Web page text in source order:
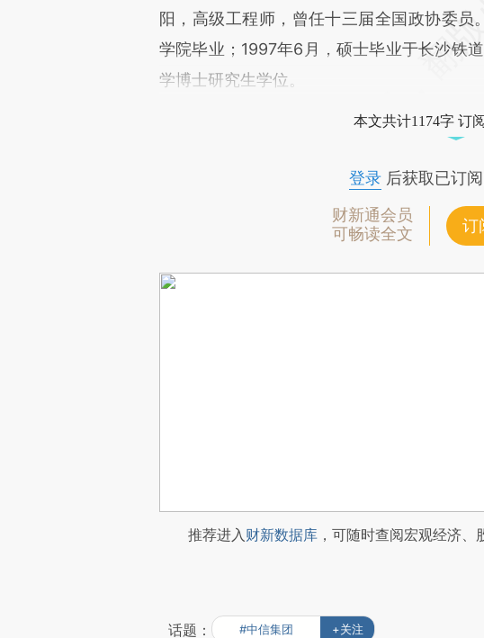
阳，高级工程师，曾任十三届全国政协委
学院毕业；1997年6月，硕士毕业于长沙铁
学博士研究生学位。
本文共计1174字 订
登录后获取已订
财新通会员
可畅读全文
订
推荐进入财新数据库 ，可随时查阅宏观经济、
话题： #中信集团 +关注